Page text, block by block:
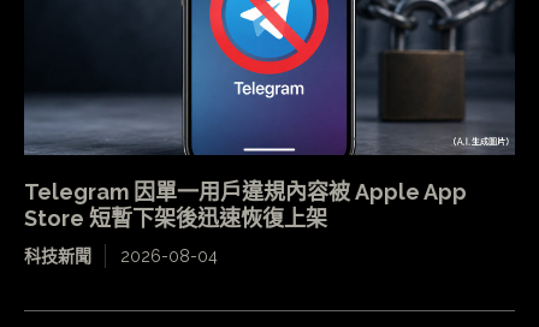
Telegram 因單一用戶違規內容被 Apple App
Store 短暫下架後迅速恢復上架
科技新聞 2026-08-04